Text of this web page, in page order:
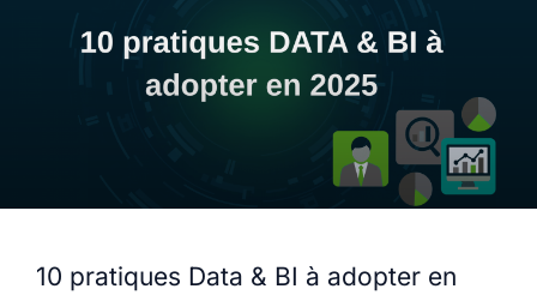
10 pratiques Data & BI à adopter en